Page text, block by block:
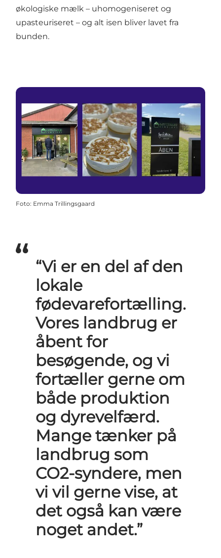
økologiske mælk – uhomogeniseret og
upasteuriseret – og alt isen bliver lavet fra
bunden.
Foto: Emma Trillingsgaard
“Vi er en del af den
lokale
fødevarefortælling.
Vores landbrug er
åbent for
besøgende, og vi
fortæller gerne om
både produktion
og dyrevelfærd.
Mange tænker på
landbrug som
CO2-syndere, men
vi vil gerne vise, at
det også kan være
noget andet.”